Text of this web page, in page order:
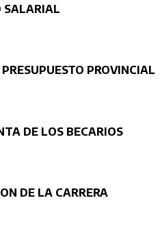
SALARIAL
PROVINCIAL
DE LOS BECARIOS
DE LA CARRERA